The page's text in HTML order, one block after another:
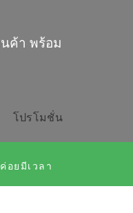
ค้า พร้อม
โปรโมชั่น
อยมีเวลา